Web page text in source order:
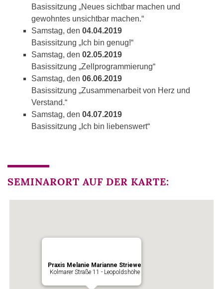
Basissitzung „Neues sichtbar machen und
gewohntes unsichtbar machen.“
Samstag, den 04.04.2019
Basissitzung „Ich bin genug!“
Samstag, den 02.05.2019
Basissitzung „Zellprogrammierung“
Samstag, den 06.06.2019
Basissitzung „Zusammenarbeit von Herz und
Verstand.“
Samstag, den 04.07.2019
Basissitzung „Ich bin liebenswert“
SEMINARORT AUF DER KARTE:
Praxis Melanie Marianne Striewe
Kolmarer Straße 11 - Leopoldshöhe